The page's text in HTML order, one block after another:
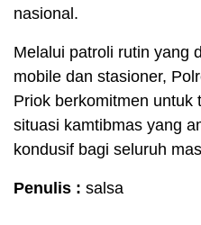
nasional.
Melalui patroli rutin yang
mobile dan stasioner,
Priok berkomitmen untuk
situasi kamtibmas yang
kondusif bagi seluruh
Penulis : salsa